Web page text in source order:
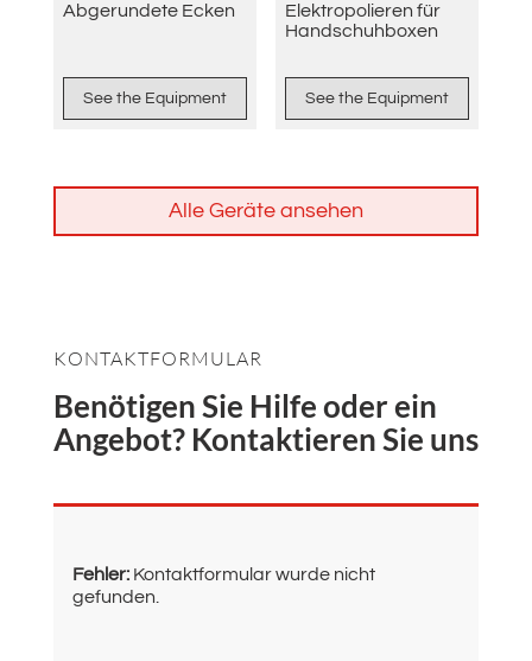
Abgerundete Ecken
See the Equipment
Elektropolieren für
Handschuhboxen
See the Equipment
Alle Geräte ansehen
KONTAKTFORMULAR
Benötigen Sie Hilfe oder ein
Angebot? Kontaktieren Sie uns
Fehler:Kontaktformular wurde nicht
gefunden.